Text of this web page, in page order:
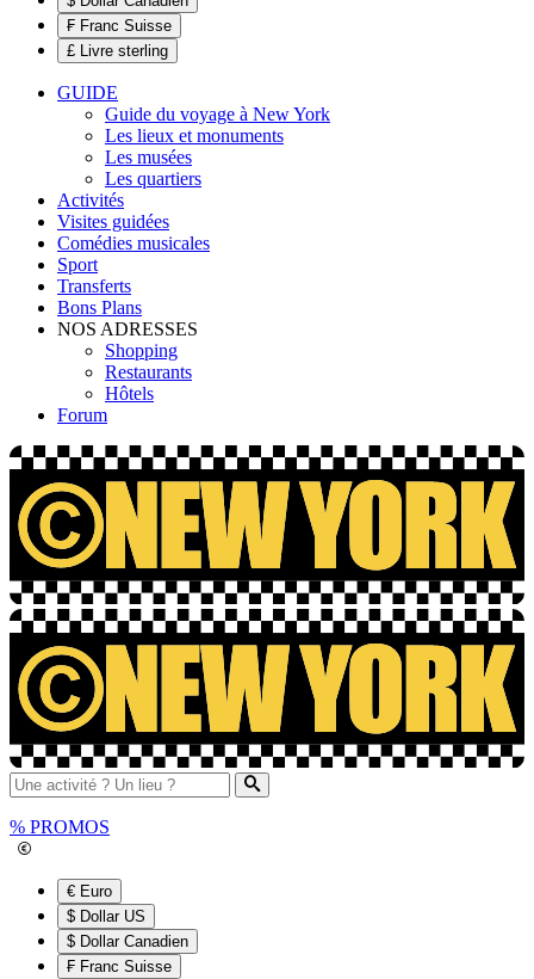
₣ Franc Suisse
£ Livre sterling
GUIDE
Guide du voyage à New York
Les lieux et monuments
Les musées
Les quartiers
Activités
Visites guidées
Comédies musicales
Sport
Transferts
Bons Plans
NOS ADRESSES
Shopping
Restaurants
Hôtels
Forum
% PROMOS
€ Euro
$ Dollar US
$ Dollar Canadien
₣ Franc Suisse